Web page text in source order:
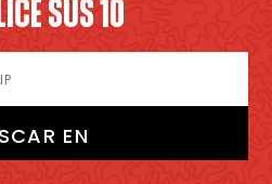
SUS 10
EN